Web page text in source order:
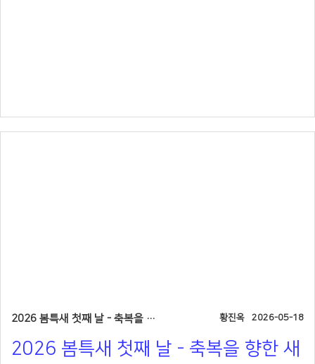
2026 봄특새 첫째 날 - 축복을 향한 새벽의 달음질 2026-05-18
황진옥
2026 봄특새 첫째 날 - 축복을 향한 새